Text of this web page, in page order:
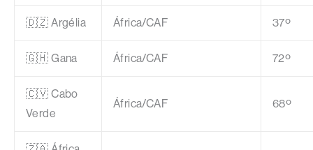
🇩🇿 Argélia África/CAF 37º
🇬🇭 Gana África/CAF 72º
🇨🇻 Cabo
Verde
África/CAF 68º